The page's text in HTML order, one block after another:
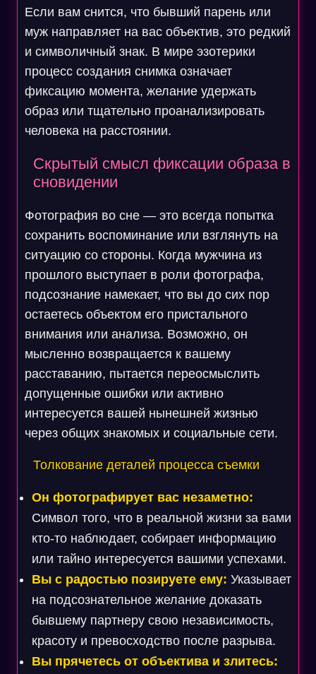
Если вам снится, что бывший парень или
муж направляет на вас объектив, это редкий
и символичный знак. В мире эзотерики
процесс создания снимка означает
фиксацию момента, желание удержать
образ или тщательно проанализировать
человека на расстоянии.
Скрытый смысл фиксации образа в
сновидении
Фотография во сне — это всегда попытка
сохранить воспоминание или взглянуть на
ситуацию со стороны. Когда мужчина из
прошлого выступает в роли фотографа,
подсознание намекает, что вы до сих пор
остаетесь объектом его пристального
внимания или анализа. Возможно, он
мысленно возвращается к вашему
расставанию, пытается переосмыслить
допущенные ошибки или активно
интересуется вашей нынешней жизнью
через общих знакомых и социальные сети.
Толкование деталей процесса съемки
Он фотографирует вас незаметно:
Символ того, что в реальной жизни за вами
кто-то наблюдает, собирает информацию
или тайно интересуется вашими успехами.
Вы с радостью позируете ему: Указывает
на подсознательное желание доказать
бывшему партнеру свою независимость,
красоту и превосходство после разрыва.
Вы прячетесь от объектива и злитесь: